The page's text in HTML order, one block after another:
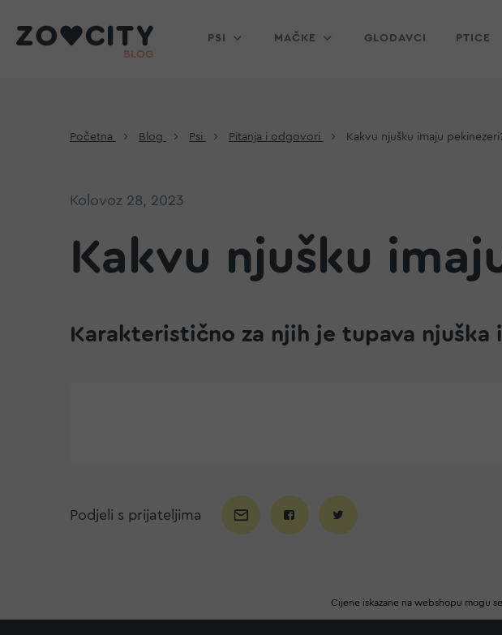
PSI MAČKE GLODAVCI PTICE
Početna Blog Psi Pitanja i odgovori Kakvu njušku imaju
Kolovoz 28, 2023
Kakvu njušku
Karakteristično za njih je tupava
Podjeli s prijateljima
Cijene iskazane na webshopu mogu